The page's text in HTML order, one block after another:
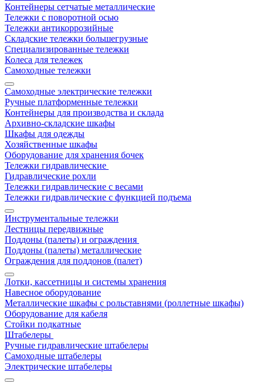
Контейнеры сетчатые металлические
Тележки с поворотной осью
Тележки антикоррозийные
Складские тележки большегрузные
Специализированные тележки
Колеса для тележек
Самоходные тележки
Самоходные электрические тележки
Ручные платформенные тележки
Контейнеры для производства и склада
Архивно-складские шкафы
Шкафы для одежды
Хозяйственные шкафы
Оборудование для хранения бочек
Тележки гидравлические
Гидравлические рохли
Тележки гидравлические с весами
Тележки гидравлические с функцией подъема
Инструментальные тележки
Лестницы передвижные
Поддоны (палеты) и ограждения
Поддоны (палеты) металлические
Ограждения для поддонов (палет)
Лотки, кассетницы и системы хранения
Навесное оборудование
Металлические шкафы с рольставнями (роллетные шкафы)
Оборудование для кабеля
Стойки подкатные
Штабелеры
Ручные гидравлические штабелеры
Самоходные штабелеры
Электрические штабелеры